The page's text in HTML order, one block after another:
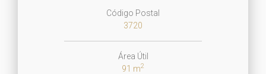
Código Postal
3720
Área Útil
91 m2